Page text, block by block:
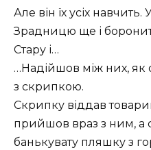
Але він їх усіх навчить.
Зрадницю ще і
Стару і…
…Надійшов між них, як
з скрипкою.
Скрипку віддав
прийшов враз з ним, а
банькувату пляшку з